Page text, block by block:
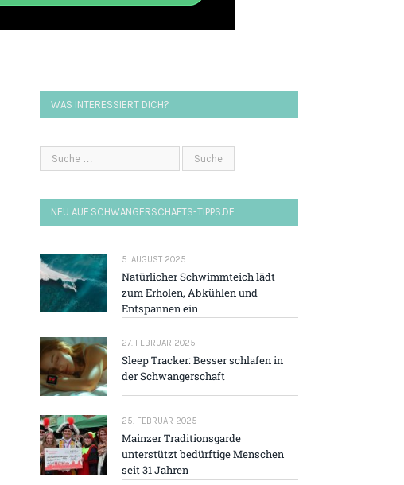
WAS INTERESSIERT DICH?
NEU AUF SCHWANGERSCHAFTS-TIPPS.DE
5. AUGUST 2025
Natürlicher Schwimmteich lädt
zum Erholen, Abkühlen und
Entspannen ein
27. FEBRUAR 2025
Sleep Tracker: Besser schlafen in
der Schwangerschaft
25. FEBRUAR 2025
Mainzer Traditions­garde
unterstützt bedürftige Menschen
seit 31 Jahren